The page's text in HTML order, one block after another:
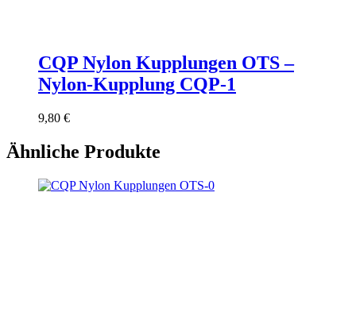
CQP Nylon Kupplungen OTS –
Nylon-Kupplung CQP-1
9,80 €
Ähnliche Produkte